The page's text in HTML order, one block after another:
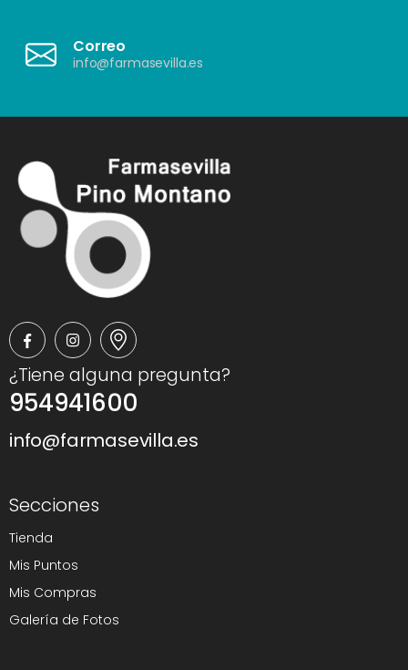
Correo
info@farmasevilla.es
¿Tiene alguna pregunta?
954941600
info@farmasevilla.es
Secciones
Tienda
Mis Puntos
Mis Compras
Galería de Fotos